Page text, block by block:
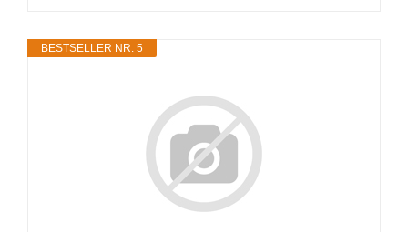
BESTSELLER NR. 5